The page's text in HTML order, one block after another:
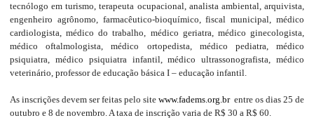
tecnólogo em turismo, terapeuta ocupacional, analista ambiental, arquivista,
engenheiro agrônomo, farmacêutico-bioquímico, fiscal municipal, médico
cardiologista, médico do trabalho, médico geriatra, médico ginecologista,
médico oftalmologista, médico ortopedista, médico pediatra, médico
psiquiatra, médico psiquiatra infantil, médico ultrassonografista, médico
veterinário, professor de educação básica I – educação infantil.
As inscrições devem ser feitas pelo site www.fadems.org.brentre os dias 25 de
outubro e 8 de novembro. A taxa de inscrição varia de R$ 30 a R$ 60.